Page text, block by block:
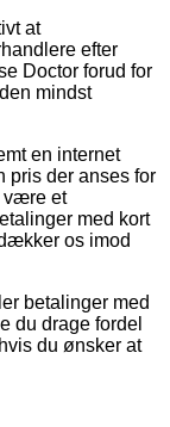
at
efter
Doctor forud for
mindst
en internet
pris der anses for
være et
med kort
os imod
betalinger med
du drage fordel
du ønsker at